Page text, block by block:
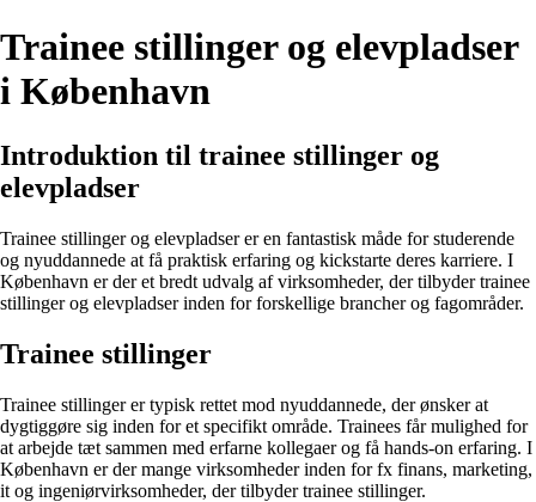
Trainee stillinger og elevpladser
i København
Introduktion til trainee stillinger og
elevpladser
Trainee stillinger og elevpladser er en fantastisk måde for studerende
og nyuddannede at få praktisk erfaring og kickstarte deres karriere. I
København er der et bredt udvalg af virksomheder, der tilbyder trainee
stillinger og elevpladser inden for forskellige brancher og fagområder.
Trainee stillinger
Trainee stillinger er typisk rettet mod nyuddannede, der ønsker at
dygtiggøre sig inden for et specifikt område. Trainees får mulighed for
at arbejde tæt sammen med erfarne kollegaer og få hands-on erfaring. I
København er der mange virksomheder inden for fx finans, marketing,
it og ingeniørvirksomheder, der tilbyder trainee stillinger.